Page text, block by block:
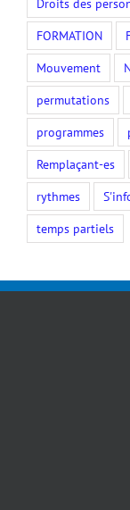
FORMATION
Mouvement
permutations
programmes
Remplaçant-es
rythmes
temps partiels